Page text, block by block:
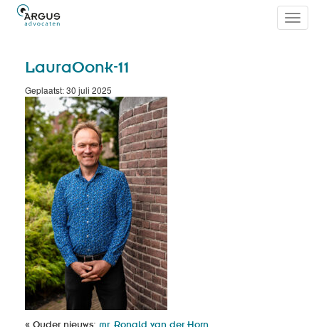
LauraOonk-11
Geplaatst: 30 juli 2025
« Ouder nieuws: mr. Ronald van der Horn